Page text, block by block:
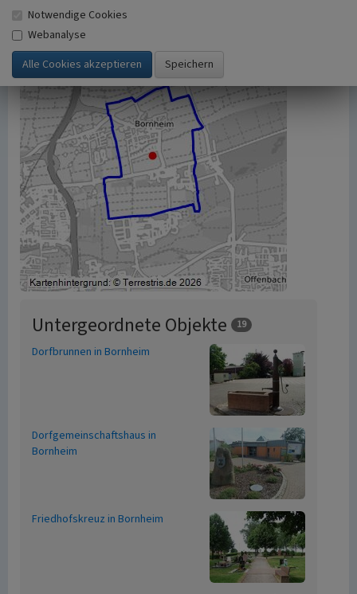
Untergeordnete Objekte 19
Dorfbrunnen in Bornheim
Dorfgemeinschaftshaus in
Bornheim
Friedhofskreuz in Bornheim
Notwendige Cookies
Webanalyse